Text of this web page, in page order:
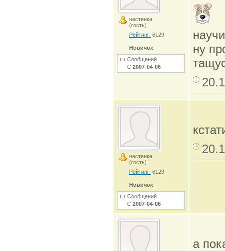
настенка
(гость)
Рейтинг: 6129
Новичок
Сообщений
С 2007-04-06
ну
настенка
(гость)
Рейтинг: 6129
Новичок
Сообщений
С 2007-04-06
а